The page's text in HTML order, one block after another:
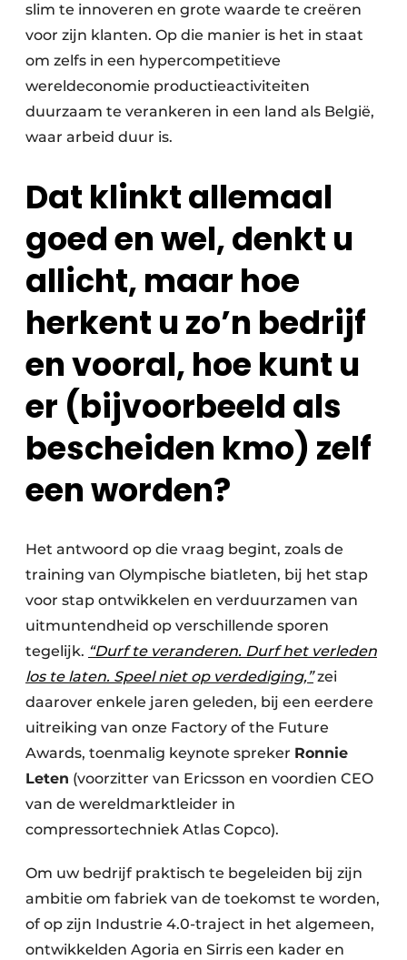
slim te innoveren en grote waarde te creëren
voor zijn klanten. Op die manier is het in staat
om zelfs in een hypercompetitieve
wereldeconomie productieactiviteiten
duurzaam te verankeren in een land als België,
waar arbeid duur is.
Dat klinkt allemaal
goed en wel, denkt u
allicht, maar hoe
herkent u zo’n bedrijf
en vooral, hoe kunt u
er (bijvoorbeeld als
bescheiden kmo) zelf
een worden?
Het antwoord op die vraag begint, zoals de
training van Olympische biatleten, bij het stap
voor stap ontwikkelen en verduurzamen van
uitmuntendheid op verschillende sporen
tegelijk. “Durf te veranderen. Durf het verleden
los te laten. Speel niet op verdediging,”zei
daarover enkele jaren geleden, bij een eerdere
uitreiking van onze Factory of the Future
Awards, toenmalig keynote spreker Ronnie
Leten (voorzitter van Ericsson en voordien CEO
van de wereldmarktleider in
compressortechniek Atlas Copco).
Om uw bedrijf praktisch te begeleiden bij zijn
ambitie om fabriek van de toekomst te worden,
of op zijn Industrie 4.0-traject in het algemeen,
ontwikkelden Agoria en Sirris een kader en